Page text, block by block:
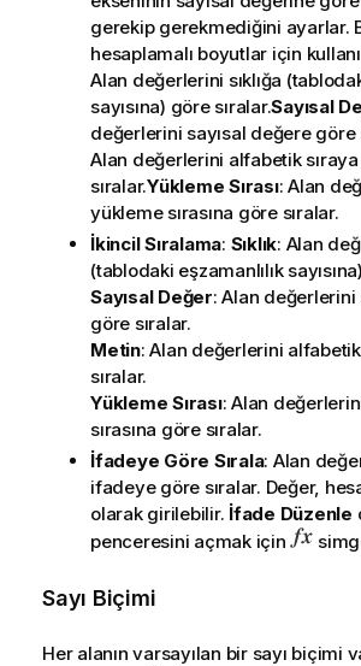
gerekip gerekmediğini ayarlar.
hesaplamalı boyutlar için
Alan değerlerini sıklığa
sayısına) göre sıralar.Sayısal
değerlerini sayısal değere göre
Alan değerlerini alfabetik
sıralar.Yükleme Sırası: Alan
yükleme sırasına göre sıralar.
İkincil Sıralama: Sıklık: Alan
(tablodaki eşzamanlılık
Sayısal Değer: Alan değerlerini
göre sıralar.
Metin: Alan değerlerini
sıralar.
Yükleme Sırası: Alan
sırasına göre sıralar.
İfadeye Göre Sırala: Alan
ifadeye göre sıralar. Değer,
olarak girilebilir. İfade Düzenle
penceresini açmak için
Sayı Biçimi
Her alanın varsayılan bir sayı biçimi